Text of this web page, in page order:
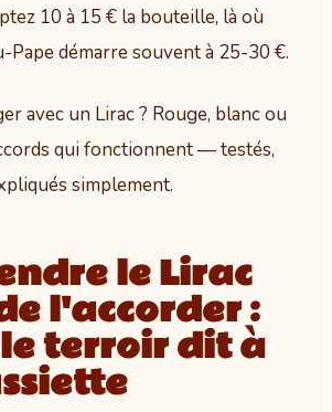
10 à 15 € la bouteille, là où
Pape démarre souvent à 25-30 €.
avec un Lirac ? Rouge, blanc ou
qui fonctionnent — testés,
simplement.
le Lirac
l'accorder :
terroir dit à